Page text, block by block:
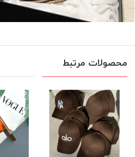
محصولات مرتبط